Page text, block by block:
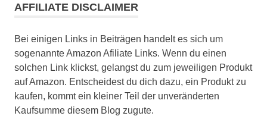
AFFILIATE DISCLAIMER
Bei einigen Links in Beiträgen handelt es sich um
sogenannte Amazon Afiliate Links. Wenn du einen
solchen Link klickst, gelangst du zum jeweiligen Produkt
auf Amazon. Entscheidest du dich dazu, ein Produkt zu
kaufen, kommt ein kleiner Teil der unveränderten
Kaufsumme diesem Blog zugute.